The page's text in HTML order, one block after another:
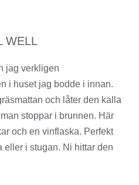
WELL
jag verkligen
i huset jag bodde i innan.
och låter den kalla
stoppar i brunnen. Här
och en vinflaska. Perfekt
eller i stugan. Ni hittar den